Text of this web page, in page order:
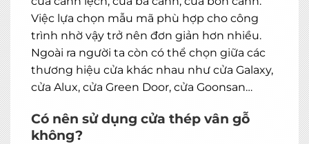
Việc lựa chọn mẫu mã phù hợp cho công
trình nhờ vậy trở nên đơn giản hơn nhiều.
Ngoài ra người ta còn có thể chọn giữa các
thương hiệu cửa khác nhau như cửa Galaxy,
cửa Alux, cửa Green Door, cửa Goonsan…
Có nên sử dụng cửa thép vân gỗ
không?